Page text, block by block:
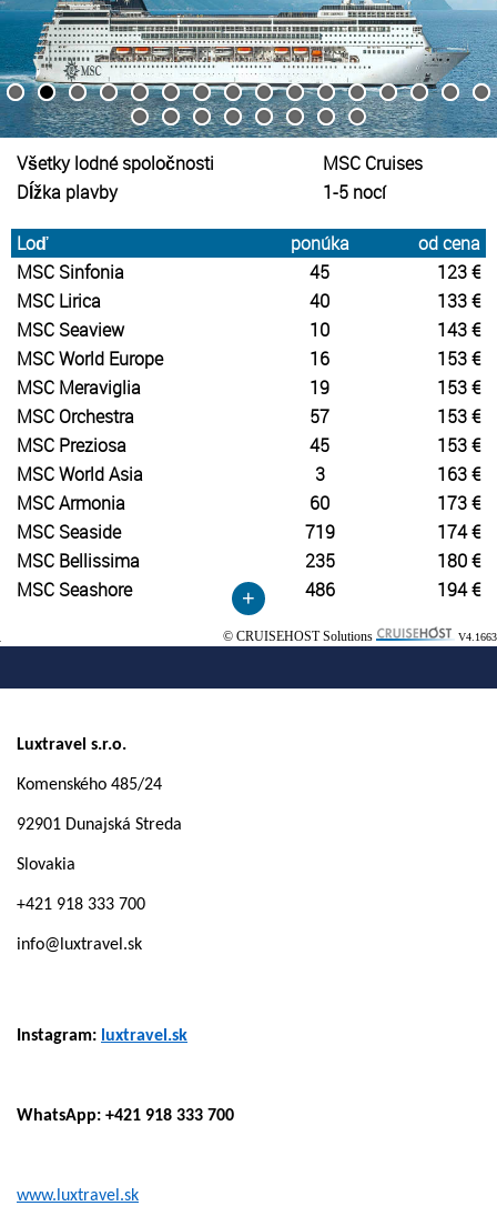
Všetky lodné spoločnosti
MSC Cruises
Dĺžka plavby
1-5 nocí
Loď ponúka
od cena
MSC Sinfonia
45
123 €
MSC Lirica
40
133 €
MSC Seaview
10
143 €
MSC World Europe
16
153 €
MSC Meraviglia
19
153 €
MSC Orchestra
57
153 €
MSC Preziosa
45
153 €
MSC World Asia
3
163 €
MSC Armonia
60
173 €
MSC Seaside
719
174 €
MSC Bellissima
235
180 €
MSC Seashore
486 194 €
+
© CRUISEHOST Solutions V4.1663
Luxtravel s.r.o.
Komenského 485/24
92901 Dunajská Streda
Slovakia
+421 918 333 700
info@luxtravel.sk
Instagram: luxtravel.sk
WhatsApp: +421 918 333 700
www.luxtravel.sk